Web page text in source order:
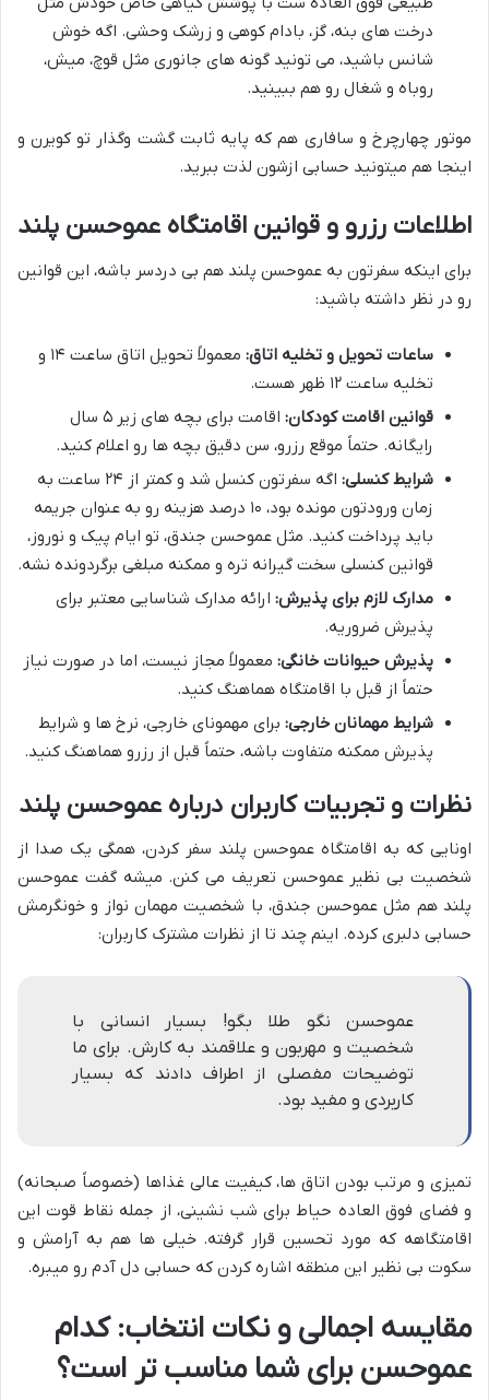
درخت های بنه، گز، بادام کوهی و زرشک وحشی. اگه خوش
شانس باشید، می تونید گونه های جانوری مثل قوچ، میش،
روباه و شغال رو هم ببینید.
موتور چهارچرخ و سافاری هم که پایه ثابت گشت وگذار تو کویرن و
اینجا هم میتونید حسابی ازشون لذت ببرید.
اطلاعات رزرو و قوانین اقامتگاه عموحسن پلند
برای اینکه سفرتون به عموحسن پلند هم بی دردسر باشه، این قوانین
رو در نظر داشته باشید:
ساعات تحویل و تخلیه اتاق:
معمولاً تحویل اتاق ساعت ۱۴ و
تخلیه ساعت ۱۲ ظهر هست.
قوانین اقامت کودکان:
اقامت برای بچه های زیر ۵ سال
رایگانه. حتماً موقع رزرو، سن دقیق بچه ها رو اعلام کنید.
شرایط کنسلی:
اگه سفرتون کنسل شد و کمتر از ۲۴ ساعت به
زمان ورودتون مونده بود، ۱۰ درصد هزینه رو به عنوان جریمه
باید پرداخت کنید. مثل عموحسن جندق، تو ایام پیک و نوروز،
قوانین کنسلی سخت گیرانه تره و ممکنه مبلغی برگردونده نشه.
مدارک لازم برای پذیرش: ارائه مدارک شناسایی معتبر برای
پذیرش ضروریه.
پذیرش حیوانات خانگی: معمولاً مجاز نیست، اما در صورت نیاز
حتماً از قبل با اقامتگاه هماهنگ کنید.
شرایط مهمانان خارجی: برای مهمونای خارجی، نرخ ها و شرایط
پذیرش ممکنه متفاوت باشه، حتماً قبل از رزرو هماهنگ کنید.
نظرات و تجربیات کاربران درباره عموحسن پلند
اونایی که به اقامتگاه عموحسن پلند سفر کردن، همگی یک صدا از
شخصیت بی نظیر عموحسن تعریف می کنن. میشه گفت عموحسن
پلند هم مثل عموحسن جندق، با شخصیت مهمان نواز و خونگرمش
حسابی دلبری کرده. اینم چند تا از نظرات مشترک کاربران:
عموحسن نگو طلا بگو! بسیار انسانی با
شخصیت و مهربون و علاقمند به کارش. برای ما
توضیحات مفصلی از اطراف دادند که بسیار
کاربردی و مفید بود.
تمیزی و مرتب بودن اتاق ها، کیفیت عالی غذاها (خصوصاً صبحانه)
و فضای فوق العاده حیاط برای شب نشینی، از جمله نقاط قوت این
اقامتگاهه که مورد تحسین قرار گرفته. خیلی ها هم به آرامش و
سکوت بی نظیر این منطقه اشاره کردن که حسابی دل آدم رو میبره.
مقایسه اجمالی و نکات انتخاب: کدام
عموحسن برای شما مناسب تر است؟